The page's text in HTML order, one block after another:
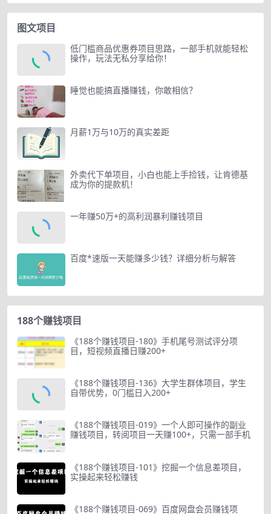
图文项目
低门槛商品优惠券项目思路，一部手机就能轻松
操作，玩法无私分享给你！
睡觉也能搞直播赚钱，你敢相信？
月薪1万与10万的真实差距
外卖代下单项目，小白也能上手捡钱，让肯德基
成为你的提款机！
一年赚50万+的高利润暴利赚钱项目
百度*速版一天能赚多少钱？详细分析与解答
188个赚钱项目
《188个赚钱项目-180》手机尾号测试评分项
目，短视频直播日赚200+
《188个赚钱项目-136》大学生群体项目，学生
自带优势，0门槛日入200+
《188个赚钱项目-019》一个人即可操作的副业
赚钱项目，转阅项目一天赚100+，只需一部手机
《188个赚钱项目-101》挖掘一个信息差项目，
实操起来轻松赚钱
《188个赚钱项目-069》百度网盘会员赚钱项